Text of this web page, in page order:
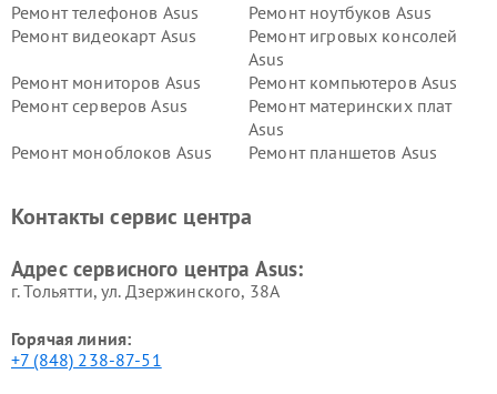
Ремонт телефонов Asus
Ремонт ноутбуков Asus
Ремонт видеокарт Asus
Ремонт игровых консолей
Asus
Ремонт мониторов Asus
Ремонт компьютеров Asus
Ремонт серверов Asus
Ремонт материнских плат
Asus
Ремонт моноблоков Asus
Ремонт планшетов Asus
Контакты сервис центра
Адрес сервисного центра Asus:
г. Тольятти, ул. Дзержинского, 38А
Горячая линия:
+7 (848) 238-87-51